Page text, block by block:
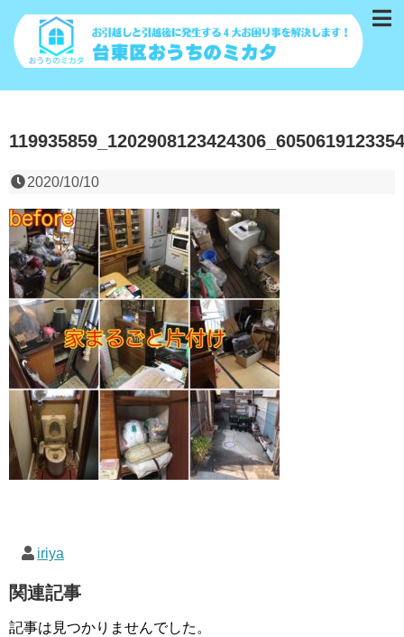
2020/10/10
iriya
関連記事
記事は見つかりませんでした。